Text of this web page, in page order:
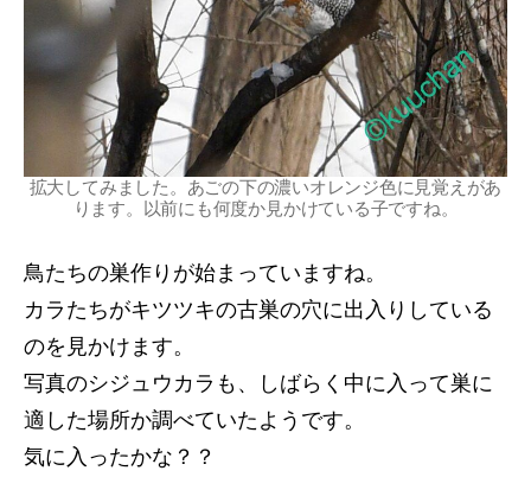
拡大してみました。あごの下の濃いオレンジ色に見覚えがあ
ります。以前にも何度か見かけている子ですね。
鳥たちの巣作りが始まっていますね。
カラたちがキツツキの古巣の穴に出入りしている
のを見かけます。
写真のシジュウカラも、しばらく中に入って巣に
適した場所か調べていたようです。
気に入ったかな？？